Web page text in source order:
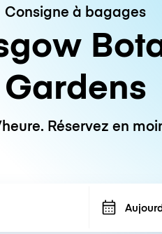
Consigne à bagages
Gardens
Réservez en